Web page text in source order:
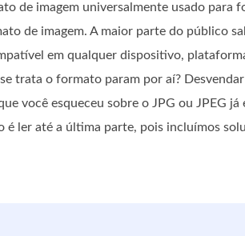
de imagem universalmente usado para
de imagem. A maior parte do público
em qualquer dispositivo,
trata o formato param por aí?
você esqueceu sobre o JPG ou JPEG já
é ler até a última parte, pois incluímos